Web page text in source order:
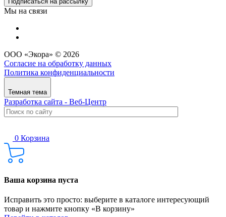
Мы на связи
ООО «Экора» © 2026
Согласие на обработку данных
Политика конфиденциальности
Темная тема
Разработка сайта - Веб-Центр
0 Корзина
Ваша корзина пуста
Исправить это просто: выберите в каталоге интересующий
товар и нажмите кнопку «В корзину»